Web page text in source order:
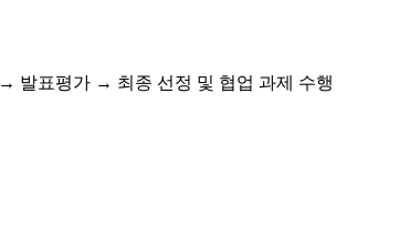
발표평가 → 최종 선정 및 협업 과제 수행